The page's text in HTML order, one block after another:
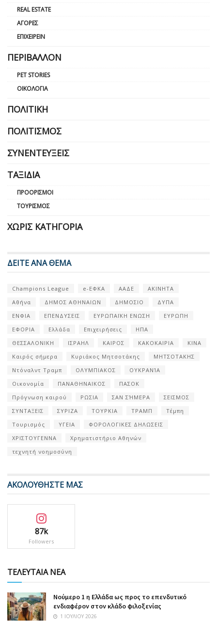
REAL ESTATE
ΑΓΟΡΈΣ
ΕΠΙΧΕΙΡΕΊΝ
ΠΕΡΙΒΆΛΛΟΝ
PET STORIES
ΟΙΚΟΛΟΓΊΑ
ΠΟΛΙΤΙΚΉ
ΠΟΛΙΤΙΣΜΌΣ
ΣΥΝΕΝΤΕΎΞΕΙΣ
ΤΑΞΊΔΙΑ
ΠΡΟΟΡΙΣΜΟΊ
ΤΟΥΡΙΣΜΌΣ
ΧΩΡΊΣ ΚΑΤΗΓΟΡΊΑ
ΔΕΙΤΕ ΑΝΑ ΘΕΜΑ
Champions League e-ΕΦΚΑ ΑΑΔΕ
ΑΚΙΝΗΤΑ
Αθήνα
ΔΗΜΟΣ ΑΘΗΝΑΙΩΝ ΔΗΜΟΣΙΟ
ΔΥΠΑ
ΕΝΦΙΑ
ΕΠΕΝΔΥΣΕΙΣ ΕΥΡΩΠΑΪΚΗ ΕΝΩΣΗ
ΕΥΡΩΠΗ
ΕΦΟΡΙΑ
Ελλάδα Επιχειρήσεις
ΗΠΑ
ΘΕΣΣΑΛΟΝΙΚΗ
ΙΣΡΑΗΛ ΚΑΙΡΟΣ ΚΑΚΟΚΑΙΡΙΑ
ΚΙΝΑ
Καιρός σήμερα
Κυριάκος Μητσοτάκης
ΜΗΤΣΟΤΑΚΗΣ
Ντόναλντ Τραμπ
ΟΛΥΜΠΙΑΚΟΣ
ΟΥΚΡΑΝΊΑ
Οικονομία
ΠΑΝΑΘΗΝΑΙΚΟΣ
ΠΑΣΟΚ
Πρόγνωση καιρού
ΡΩΣΙΑ ΣΑΝ ΣΉΜΕΡΑ
ΣΕΙΣΜΟΣ
ΣΥΝΤΑΞΕΙΣ
ΣΥΡΙΖΑ ΤΟΥΡΚΙΑ ΤΡΑΜΠ
Τέμπη
Τουρισμός
ΥΓΕΙΑ
ΦΟΡΟΛΟΓΙΚΕΣ ΔΗΛΩΣΕΙΣ
ΧΡΙΣΤΟΥΓΕΝΝΑ
Χρηματιστήριο Αθηνών
τεχνητή νοημοσύνη
ΑΚΟΛΟΥΘΗΣΤΕ ΜΑΣ
87k
Followers
ΤΕΛΕΥΤΑΙΑ ΝΕΑ
Nούμερο 1 η Ελλάδα ως προς το επενδυτικό
ενδιαφέρον στον κλάδο φιλοξενίας
1 ΙΟΥΛΊΟΥ 2026